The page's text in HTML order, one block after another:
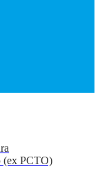
(ex PCTO)